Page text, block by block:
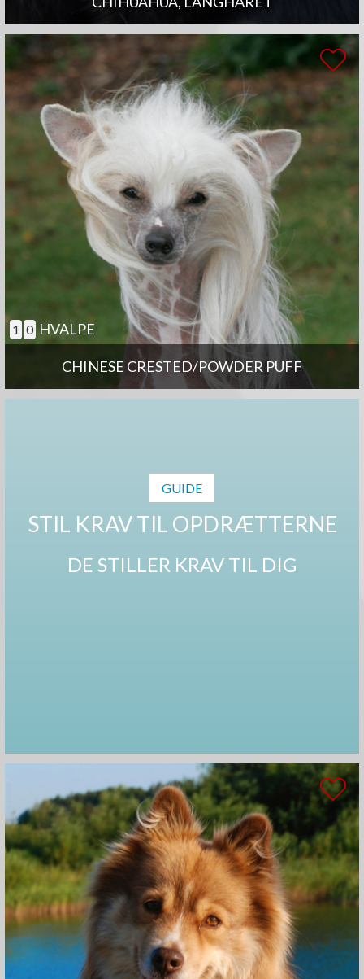
CHINESE CRESTED/POWDER PUFF
1 0 HVALPE
GUIDE
STIL KRAV TIL OPDRÆTTERNE
DE STILLER KRAV TIL DIG